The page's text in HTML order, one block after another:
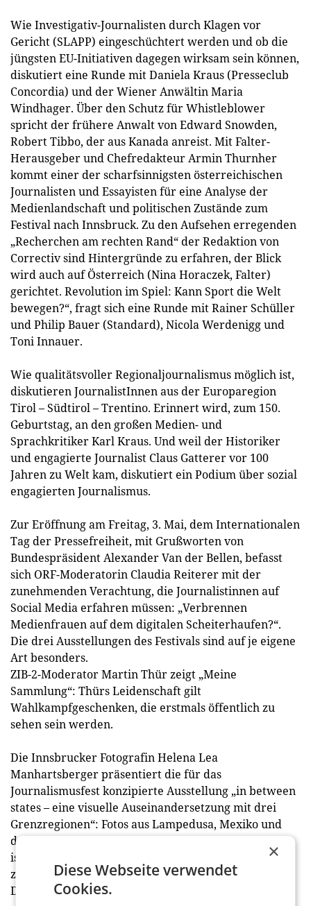
Wie Investigativ-Journalisten durch Klagen vor
Gericht (SLAPP) eingeschüchtert werden und ob die
jüngsten EU-Initiativen dagegen wirksam sein können,
diskutiert eine Runde mit Daniela Kraus (Presseclub
Concordia) und der Wiener Anwältin Maria
Windhager. Über den Schutz für Whistleblower
spricht der frühere Anwalt von Edward Snowden,
Robert Tibbo, der aus Kanada anreist. Mit Falter-
Herausgeber und Chefredakteur Armin Thurnher
kommt einer der scharfsinnigsten österreichischen
Journalisten und Essayisten für eine Analyse der
Medienlandschaft und politischen Zustände zum
Festival nach Innsbruck. Zu den Aufsehen erregenden
„Recherchen am rechten Rand“ der Redaktion von
Correctiv sind Hintergründe zu erfahren, der Blick
wird auch auf Österreich (Nina Horaczek, Falter)
gerichtet. Revolution im Spiel: Kann Sport die Welt
bewegen?“, fragt sich eine Runde mit Rainer Schüller
und Philip Bauer (Standard), Nicola Werdenigg und
Toni Innauer.
Wie qualitätsvoller Regionaljournalismus möglich ist,
diskutieren JournalistInnen aus der Europaregion
Tirol – Südtirol – Trentino. Erinnert wird, zum 150.
Geburtstag, an den großen Medien- und
Sprachkritiker Karl Kraus. Und weil der Historiker
und engagierte Journalist Claus Gatterer vor 100
Jahren zu Welt kam, diskutiert ein Podium über sozial
engagierten Journalismus.
Zur Eröffnung am Freitag, 3. Mai, dem Internationalen
Tag der Pressefreiheit, mit Grußworten von
Bundespräsident Alexander Van der Bellen, befasst
sich ORF-Moderatorin Claudia Reiterer mit der
zunehmenden Verachtung, die Journalistinnen auf
Social Media erfahren müssen: „Verbrennen
Medienfrauen auf dem digitalen Scheiterhaufen?“.
Die drei Ausstellungen des Festivals sind auf je eigene
Art besonders.
ZIB-2-Moderator Martin Thür zeigt „Meine
Sammlung“: Thürs Leidenschaft gilt
Wahlkampfgeschenken, die erstmals öffentlich zu
sehen sein werden.
Die Innsbrucker Fotografin Helena Lea
Manhartsberger präsentiert die für das
Journalismusfest konzipierte Ausstellung „in between
states – eine visuelle Auseinandersetzung mit drei
Grenzregionen“: Fotos aus Lampedusa, Mexiko und
der Ukraine. In erweiterter Form nochmals zu sehen
ist die für das Festival 2023 entstandene Ausstellung
zum Atlas der Globalisierung von Le Monde
Diplomatique.
×
Diese Webseite verwendet
Cookies.